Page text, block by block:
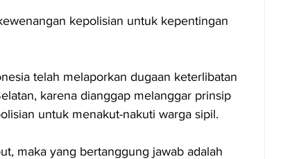
kepolisian untuk kepentingan
telah melaporkan dugaan keterlibatan
karena dianggap melanggar prinsip
untuk menakut-nakuti warga sipil.
maka yang bertanggung jawab adalah